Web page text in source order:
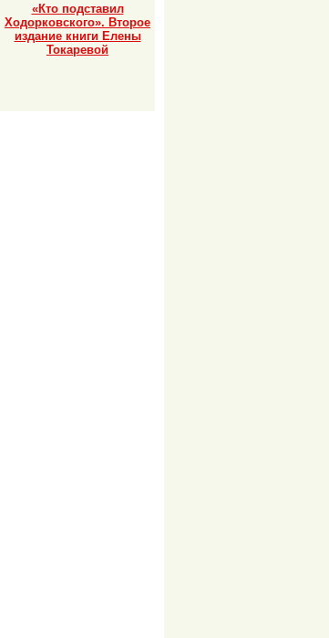
«Кто подставил
Ходорковского». Второе
издание книги Елены
Токаревой